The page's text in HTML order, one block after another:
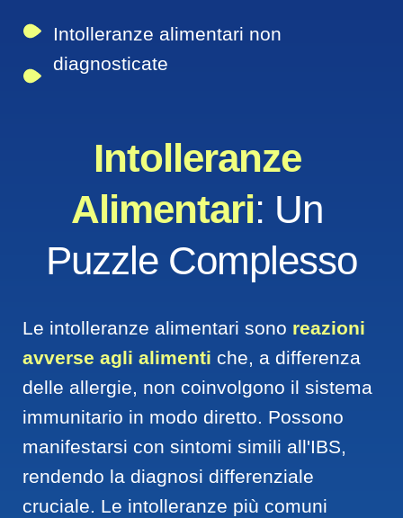
Intolleranze alimentari non
diagnosticate
Intolleranze
Alimentari: Un
Puzzle Complesso
Le intolleranze alimentari sono reazioni
avverse agli alimenti che, a differenza
delle allergie, non coinvolgono il sistema
immunitario in modo diretto. Possono
manifestarsi con sintomi simili all'IBS,
rendendo la diagnosi differenziale
cruciale. Le intolleranze più comuni